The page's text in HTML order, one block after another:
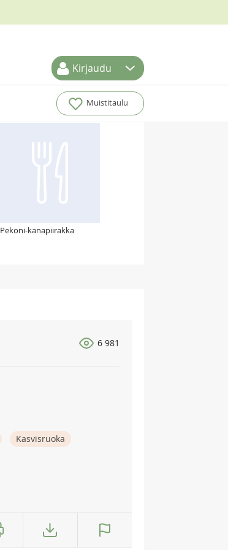
Kirjaudu
Muistitaulu
Pekoni-kanapiirakka
6 981
Kasvisruoka